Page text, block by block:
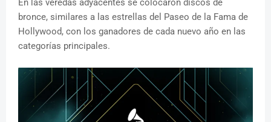
En las veredas adyacentes se colocaron discos de
bronce, similares a las estrellas del Paseo de la Fama de
Hollywood, con los ganadores de cada nuevo año en las
categorías principales.